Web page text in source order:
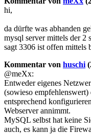
hi,
da dürfte was abhanden
mysql server mittels der 2
sagt 3306 ist offen mittels
Kommentar von huschi
@meXx:
Entweder eigenes
(sowieso
entsprechend
Webserver annimmt.
MySQL selbst hat keine
auch, es kann ja die